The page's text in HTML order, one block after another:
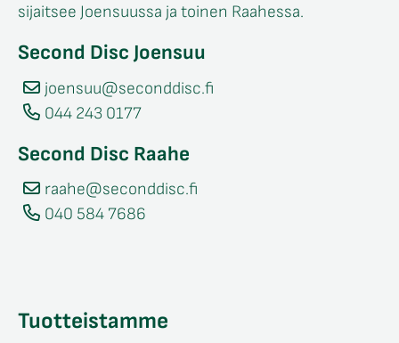
sijaitsee Joensuussa ja toinen Raahessa.
Second Disc Joensuu
joensuu@seconddisc.fi
044 243 0177
Second Disc Raahe
raahe@seconddisc.fi
040 584 7686
Tuotteistamme